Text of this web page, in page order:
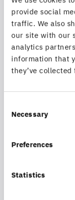
provide social
traffic. We also
our site with our
analytics
information that
they’ve
Selection
Necessary
Preferences
Statistics
FME
Unsere